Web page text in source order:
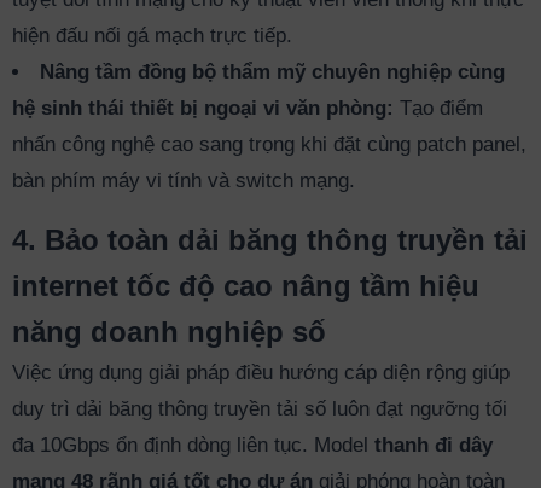
hiện đấu nối gá mạch trực tiếp.
Nâng tầm đồng bộ thẩm mỹ chuyên nghiệp cùng
hệ sinh thái thiết bị ngoại vi văn phòng: Tạo điểm
nhấn công nghệ cao sang trọng khi đặt cùng patch panel,
bàn phím máy vi tính và switch mạng.
4. Bảo toàn dải băng thông truyền tải
internet tốc độ cao nâng tầm hiệu
năng doanh nghiệp số
Việc ứng dụng giải pháp điều hướng cáp diện rộng giúp
duy trì dải băng thông truyền tải số luôn đạt ngưỡng tối
đa 10Gbps ổn định dòng liên tục. Model thanh đi dây
mạng 48 rãnh giá tốt cho dự án giải phóng hoàn toàn